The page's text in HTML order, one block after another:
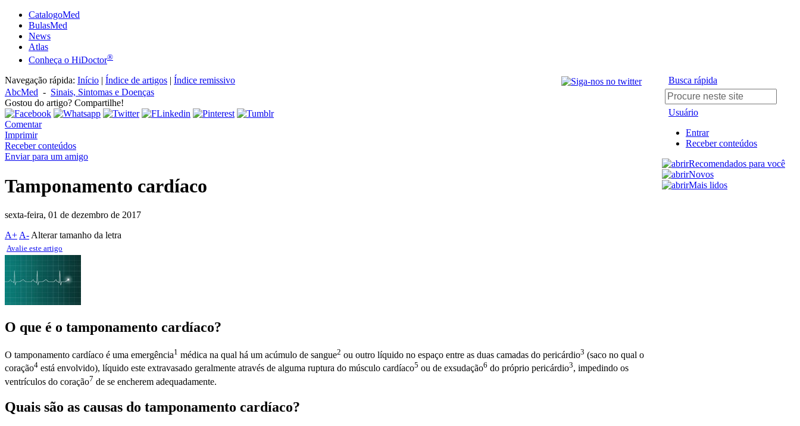
CatalogoMed
BulasMed
News
Atlas
Conheça o HiDoctor®
Navegação rápida: Início | Índice de artigos | Índice remissivo
AbcMed - Sinais, Sintomas e Doenças
Gostou do artigo? Compartilhe!
Comentar
Imprimir
Receber conteúdos
Enviar para um amigo
Tamponamento cardíaco
sexta-feira, 01 de dezembro de 2017
A+ A- Alterar tamanho da letra
Avalie este artigo
O que é o tamponamento cardíaco?
O tamponamento cardíaco é uma emergência1 médica na qual há um acúmulo de sangue2 ou outro líquido no espaço entre as duas camadas do pericárdio3 (saco no qual o
coração4 está envolvido), líquido este extravasado geralmente através de alguma ruptura do músculo cardíaco5 ou de exsudação6 do próprio pericárdio3, impedindo os
ventrículos do coração7 de se encherem adequadamente.
Quais são as causas do tamponamento cardíaco?
Busca rápida
Usuário
Entrar
Receber conteúdos
Recomendados para você
Novos
Mais lidos